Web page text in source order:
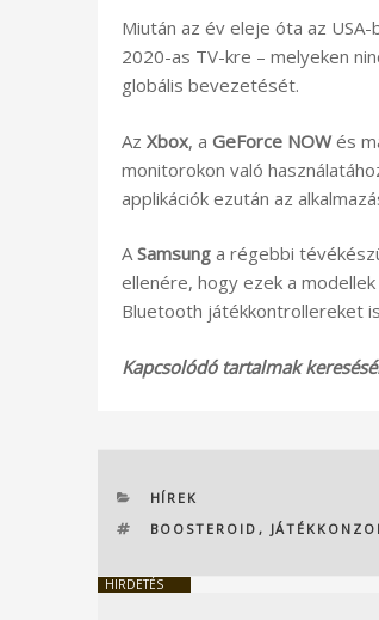
Miután az év eleje óta az
2020-as TV-kre – melyeken
globális bevezetését.
Az Xbox, a GeForce NOWés
monitorokon való
applikációk ezután az
ASamsung a régebbi
ellenére, hogy ezek a
Bluetooth játékkontrollereket
Kapcsolódó tartalmak
KATEGÓRIÁK
HÍREK
CÍMKÉK
BOOSTEROID ,
HIRDETÉS